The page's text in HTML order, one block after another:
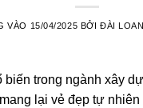
VÀO 15/04/2025 BỞI ĐÀI
trong ngành xây
lại vẻ đẹp tự